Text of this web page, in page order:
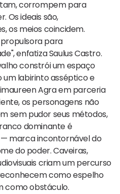
corrompem para
Os ideais são,
os meios coincidem.
para
enfatiza Saulus Castro.
constrói um espaço
labirinto asséptico e
Agra em parceria
os personagens não
sem pudor seus métodos,
dominante é
marca incontornável do
do poder. Caveiras,
criam um percurso
como espelho
como obstáculo.